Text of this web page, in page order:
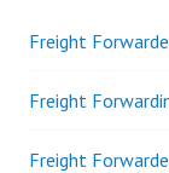
Freight
Freight
Freight